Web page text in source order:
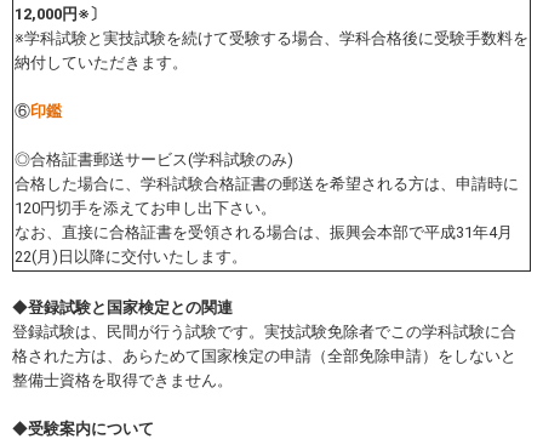
12,000円※〕
※学科試験と実技試験を続けて受験する場合、学科合格後に受験手数料を
納付していただきます。
⑥印鑑
◎合格証書郵送サービス(学科試験のみ)
合格した場合に、学科試験合格証書の郵送を希望される方は、申請時に
120円切手を添えてお申し出下さい。
なお、直接に合格証書を受領される場合は、振興会本部で平成31年4月
22(月)日以降に交付いたします。
◆登録試験と国家検定との関連
登録試験は、民間が行う試験です。実技試験免除者でこの学科試験に合
格された方は、あらためて国家検定の申請（全部免除申請）をしないと
整備士資格を取得できません。
◆受験案内について